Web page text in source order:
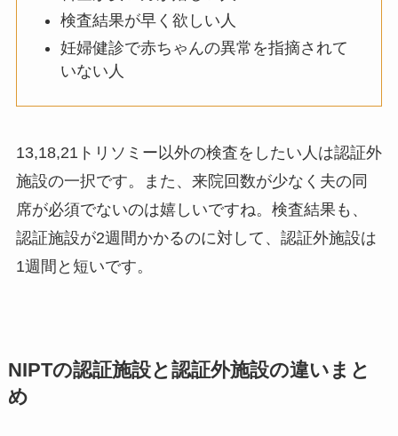
検査結果が早く欲しい人
妊婦健診で赤ちゃんの異常を指摘されて
いない人
13,18,21トリソミー以外の検査をしたい人は認証外
施設の一択です。また、来院回数が少なく夫の同
席が必須でないのは嬉しいですね。検査結果も、
認証施設が2週間かかるのに対して、認証外施設は
1週間と短いです。
NIPTの認証施設と認証外施設の違いまと
め